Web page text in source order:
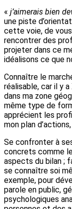
« j’aimerais bien
une piste
cette voie, de
rencontrer des
projeter dans ce
idéalisons ce que
Connaître le
réalisable, car il y
dans ma zone
même type de
apprécient les
mon plan
Se confronter à
concrets comme
aspects du bilan ;
se connaître soi
exemple, pour
parole en public,
psychologiques